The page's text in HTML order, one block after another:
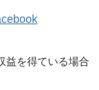
益を得ている場合